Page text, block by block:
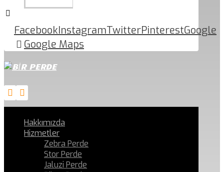
FacebookInstagramTwitterPinterestGoogle
Google Maps
Hakkımızda
Hizmetler
Zebra Perde
Stor Perde
Jaluzi Perde